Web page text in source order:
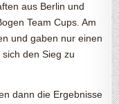
aus Berlin und
Team Cups. Am
und gaben nur einen
den Sieg zu
dann die Ergebnisse